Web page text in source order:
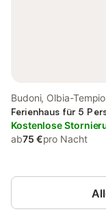
Budoni, Olbia-Tempio
Ferienhaus für 5
Kostenlose
ab75 €pro Nacht